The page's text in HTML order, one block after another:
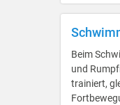
Beim
und
trainiert,